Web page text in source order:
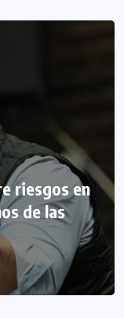
riesgos en
de las